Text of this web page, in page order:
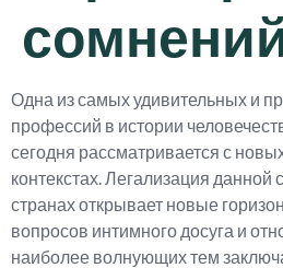
Одна из самых удивительных и
профессий в истории
сегодня рассматривается с
контекстах. Легализация
странах открывает новые
вопросов интимного досуга и
наиболее волнующих тем